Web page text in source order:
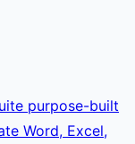
purpose-built
Word, Excel,